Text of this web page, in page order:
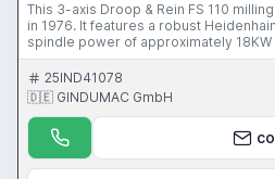
This 3-axis Droop & Rein FS 110
in 1976. It features a robust
spindle power of approximately
holder of ISA 50 (DIN 2080). The
clamp and automatic central
the Droop & Rein FS 110 machine we
additional accessories are included.
regarding this milling machine.
25IND41078
🇩🇪 GINDUMAC GmbH